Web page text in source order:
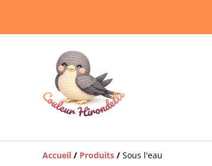
Accueil / Produits / Sous l'eau